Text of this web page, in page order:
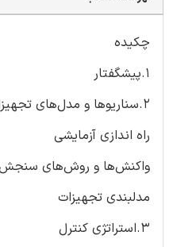
چکیده
۱.پیشگفتار
۲.سناریوها و مدل‌های تجهیزات
راه اندازی آزمایشی
واکنش‌ها و روش‌های سنجش
مدلبندی تجهیزات
۳.استراتژی کنترل